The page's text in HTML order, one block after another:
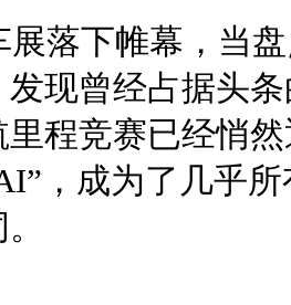
展落下帷幕，当
现曾经占据头
程竞赛已经悄
，成为了几乎所